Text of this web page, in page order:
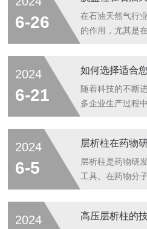
利用这一高性能
1.环境要求：安
高温或低温。2.
要的工具，如扳
确保工具的干净
6-26
在石油天然气行
的作用，尤其是
会对环境造成严
的正常生产和操
天然气行业中的
形成沉淀，影响
反渗透等技术有
油井的畅通，提
2024
6-21
随着科技的不断
多企业生产过程
号，如何选择一
柱装柱机，是一
是如何选择适合
境。不同的设备
2024
6-5
层析柱在药物
层析柱是药物研
工具。在药物分
重要性及其对整
2024 高压层析柱的